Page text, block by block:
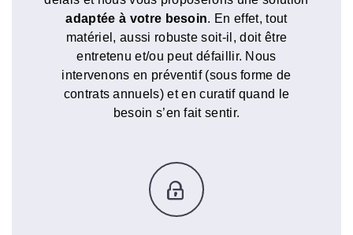
adaptée à votre besoin. En effet, tout
matériel, aussi robuste soit-il, doit être
entretenu et/ou peut défaillir. Nous
intervenons en préventif (sous forme de
contrats annuels) et en curatif quand le
besoin s’en fait sentir.